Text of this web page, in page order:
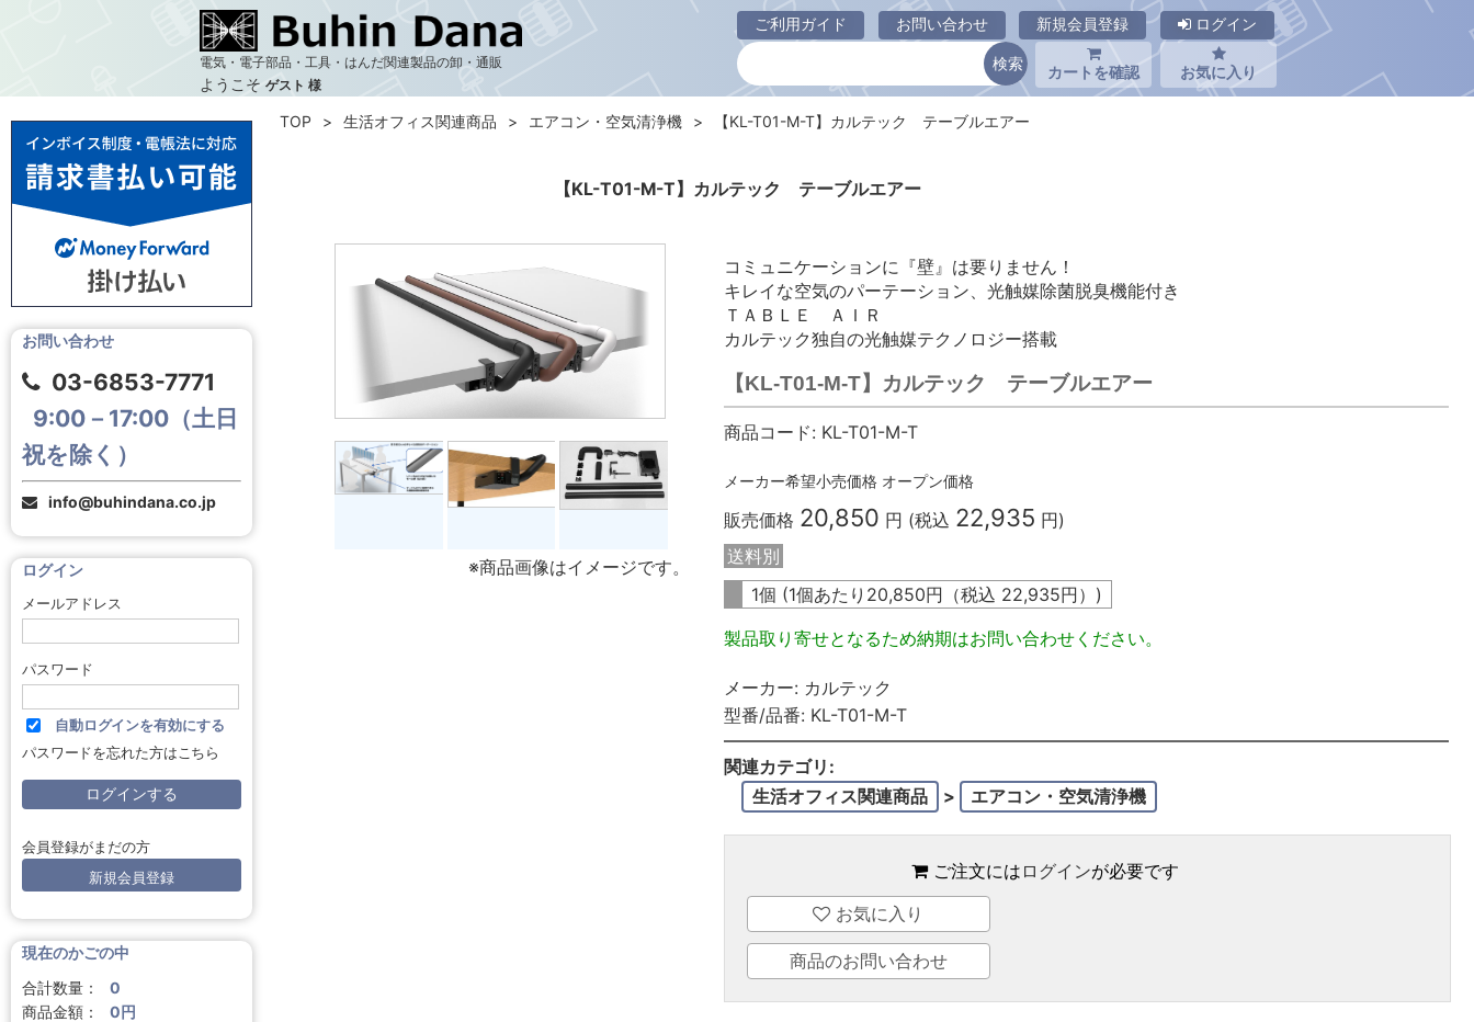
電気・電子部品・工具・はんだ関連製品の卸・通販
ようこそ ゲスト 様
ご利用ガイド お問い合わせ 新規会員登録 ログイン
カートを確認 お気に入り
【KL-T01-M-T】カルテック テーブルエアー
お問い合わせ
03-6853-7771
9:00－17:00（土日
祝を除く）
info@buhindana.co.jp
ログイン
メールアドレス
パスワード
自動ログインを有効にする
パスワードを忘れた方はこちら
会員登録がまだの方
新規会員登録
現在のかごの中
合計数量：
0
商品金額：
0円
TOP 生活オフィス関連商品 エアコン・空気清浄機 【KL-T01-M-T】カルテック テーブルエアー
※商品画像はイメージです。
コミュニケーションに『壁』は要りません！
キレイな空気のパーテーション、光触媒除菌脱臭機能付き
ＴＡＢＬＥ ＡＩＲ
カルテック独自の光触媒テクノロジー搭載
【KL-T01-M-T】カルテック テーブルエアー
商品コード: KL-T01-M-T
メーカー希望小売価格 オープン価格
販売価格 20,850 円 (税込 22,935 円)
送料別
1個 (1個あたり 20,850円（税込 22,935円）)
製品取り寄せとなるため納期はお問い合わせください。
メーカー: カルテック
型番/品番: KL-T01-M-T
関連カテゴリ:
生活オフィス関連商品
> エアコン・空気清浄機
ご注文には ログインが必要です
お気に入り
商品のお問い合わせ